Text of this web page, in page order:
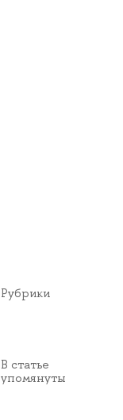
Рубрики
В статье
упомянуты